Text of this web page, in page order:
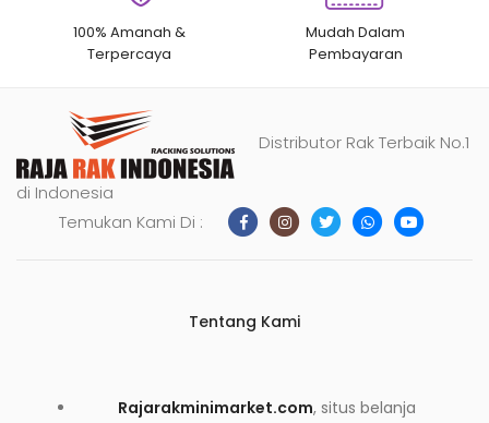
100% Amanah &
Terpercaya
Mudah Dalam
Pembayaran
Distributor Rak Terbaik No.1
di Indonesia
Temukan Kami Di :
Tentang Kami
Rajarakminimarket.com, situs belanja